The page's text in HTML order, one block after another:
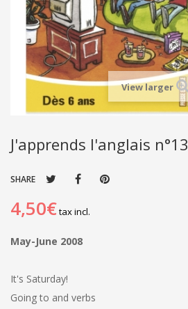
View larger
J'apprends l'anglais n°13
SHARE
4,50€tax incl.
May-June 2008
It's Saturday!
Going to and verbs